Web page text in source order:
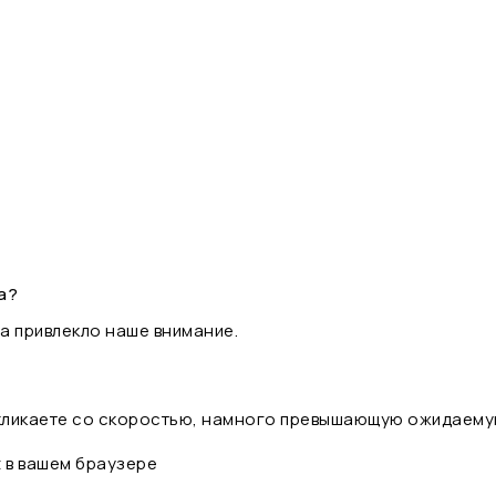
привлекло наше внимание.
со скоростью, намного превышающую
вашем браузере